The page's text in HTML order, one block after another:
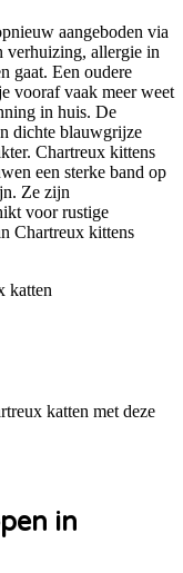
aangeboden via
verhuizing, allergie in
gaat. Een oudere
vooraf vaak meer weet
in huis. De
dichte blauwgrijze
Chartreux kittens
een sterke band op
Ze zijn
voor rustige
Chartreux kittens
katten
katten met deze
in